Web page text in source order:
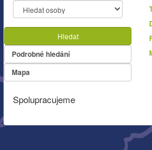
Hledat
Podrobné hledání
Mapa
Spolupracujeme